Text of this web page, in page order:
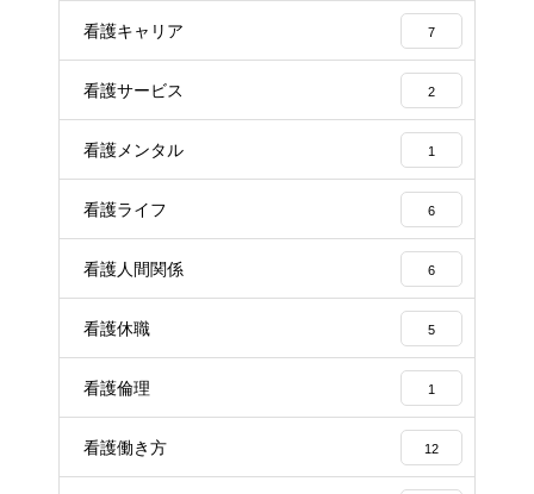
看護キャリア 7
看護サービス 2
看護メンタル 1
看護ライフ 6
看護人間関係 6
看護休職 5
看護倫理 1
看護働き方 12